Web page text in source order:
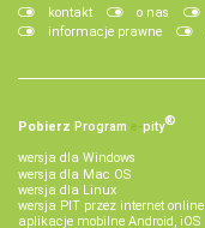
kontakt o nas
informacje prawne
Pobierz Program e‑pity®
wersja dla Windows
wersja dla Mac OS
wersja dla Linux
wersja PIT przez internet online
aplikacje mobilne Android, iOS